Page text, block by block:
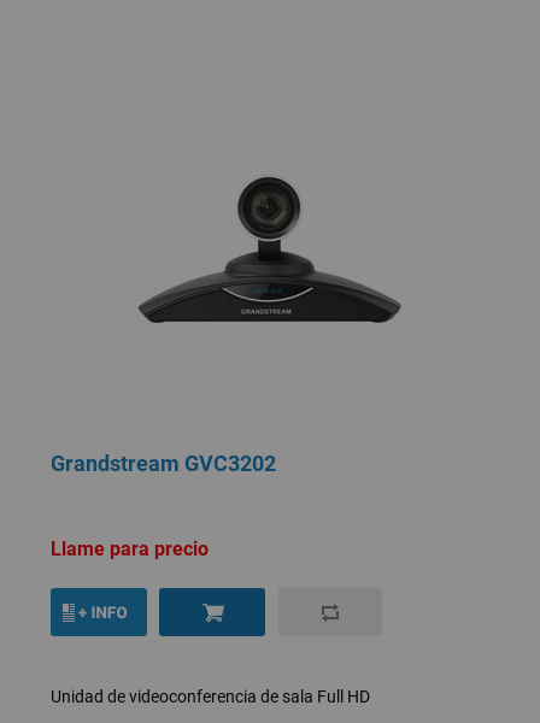
Grandstream GVC3202
Llame para precio
Unidad de videoconferencia de sala Full HD